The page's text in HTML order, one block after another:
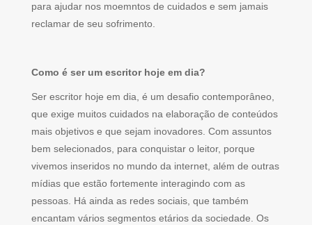
para ajudar nos moemntos de cuidados e sem jamais
reclamar de seu sofrimento.
Como é ser um escritor hoje em dia?
Ser escritor hoje em dia, é um desafio contemporâneo,
que exige muitos cuidados na elaboração de conteúdos
mais objetivos e que sejam inovadores. Com assuntos
bem selecionados, para conquistar o leitor, porque
vivemos inseridos no mundo da internet, além de outras
mídias que estão fortemente interagindo com as
pessoas. Há ainda as redes sociais, que também
encantam vários segmentos etários da sociedade. Os